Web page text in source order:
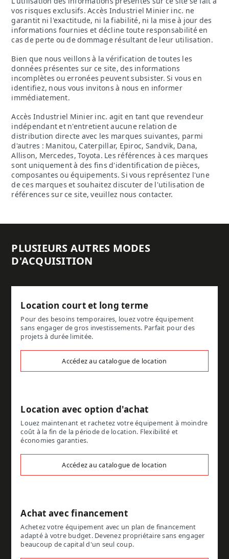
vos risques exclusifs. Accès Industriel Minier inc. ne
garantit ni l'exactitude, ni la fiabilité, ni la mise à jour des
informations fournies et décline toute responsabilité en
cas de perte ou de dommage résultant de leur utilisation.
Bien que nous veillons à la vérification de toutes les
données présentes sur ce site, des informations
incomplètes ou erronées peuvent subsister. Si vous en
identifiez, nous vous invitons à nous en informer
immédiatement.
Accès Industriel Minier inc. agit en tant que revendeur
indépendant et n'entretient aucune relation de
distribution directe avec les marques suivantes, parmi
d'autres : Manitou, Caterpillar, Epiroc, Sandvik, Dana,
Allison, Mercedes, Toyota. Les références à ces marques
sont uniquement à des fins d'identification de pièces,
composantes ou équipements. Si vous représentez l'une
de ces marques et souhaitez discuter de l'utilisation de
références sur ce site, veuillez nous contacter.
PLUSIEURS AUTRES MODES
D'ACQUISITION
Location court et long terme
Pour des besoins temporaires, louez votre équipement
sans engager de gros investissements. Parfait pour des
projets à durée limitée.
Accédez au catalogue de location
Location avec option d'achat
Louez maintenant et rachetez votre équipement à moindre
coût à la fin de la période de location. Flexibilité et
économies garanties.
Accédez au catalogue de location
Achat avec financement
Achetez votre équipement avec un plan de financement
adapté à votre budget. Devenez propriétaire sans engager
beaucoup de capital d'un seul coup.